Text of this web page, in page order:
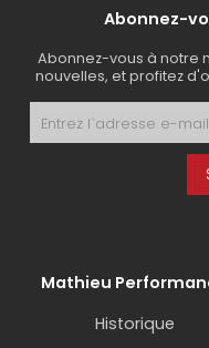
Abonnez-
Abonnez-vous à notre
nouvelles, et profitez
Mathieu
Historique